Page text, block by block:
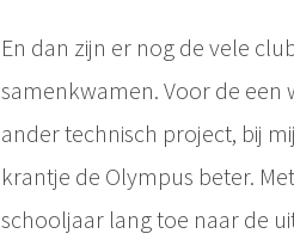
En dan zijn er nog de vele
samenkwamen. Voor de een
ander technisch project, bij
krantje de Olympus beter.
schooljaar lang toe naar de